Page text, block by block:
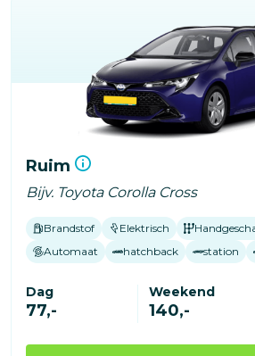
Ruim
Bijv. Toyota Corolla Cross
Brandstof Elektrisch
Automaat
hatchback station
Dag
77,-
Weekend
140,-